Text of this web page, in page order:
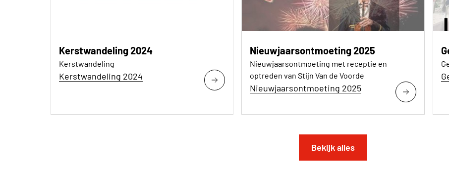
Kerstwandeling 2024
Kerstwandeling
Kerstwandeling 2024
Nieuwjaarsontmoeting 2025
Nieuwjaarsontmoeting met receptie en
optreden van Stijn Van de Voorde
Nieuwjaarsontmoeting 2025
Bekijk alles